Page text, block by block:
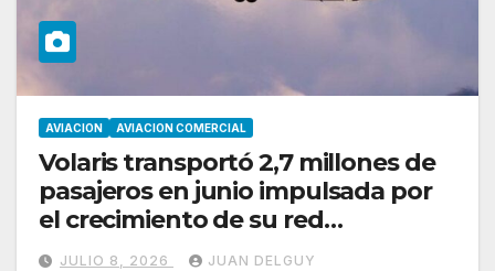
AVIACION AVIACION COMERCIAL
Volaris transportó 2,7 millones de
pasajeros en junio impulsada por
el crecimiento de su red
internacional
JULIO 8, 2026 JUAN DELGUY